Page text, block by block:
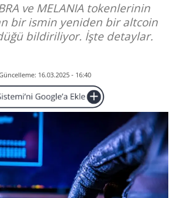
ve MELANIA tokenlerinin
bir ismin yeniden bir altcoin
bildiriliyor. İşte detaylar.
16.03.2025 - 16:40